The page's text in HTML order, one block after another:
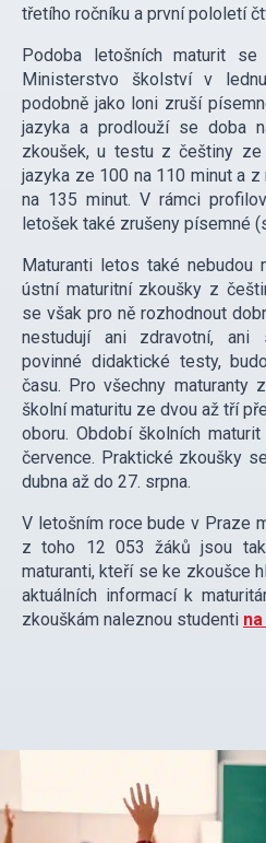
třetího ročníku a první pololetí
Podoba letošních maturit se
Ministerstvo školství v
podobně jako loni zruší
jazyka a prodlouží se doba
zkoušek, u testu z češtiny
jazyka ze 100 na 110 minut a
na 135 minut. V rámci
letošek také zrušeny písemné
Maturanti letos také nebudou
ústní maturitní zkoušky z
se však pro ně rozhodnout
nestudují ani zdravotní, ani
povinné didaktické testy,
času. Pro všechny maturanty
školní maturitu ze dvou až tří
oboru. Období školních
července. Praktické zkoušky
dubna až do 27. srpna.
V letošním roce bude v Praze
z toho 12 053 žáků jsou
maturanti, kteří se ke zkoušce
aktuálních informací k
zkouškám naleznou studenti